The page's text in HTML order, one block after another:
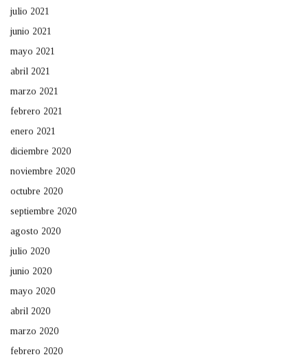
julio 2021
junio 2021
mayo 2021
abril 2021
marzo 2021
febrero 2021
enero 2021
diciembre 2020
noviembre 2020
octubre 2020
septiembre 2020
agosto 2020
julio 2020
junio 2020
mayo 2020
abril 2020
marzo 2020
febrero 2020